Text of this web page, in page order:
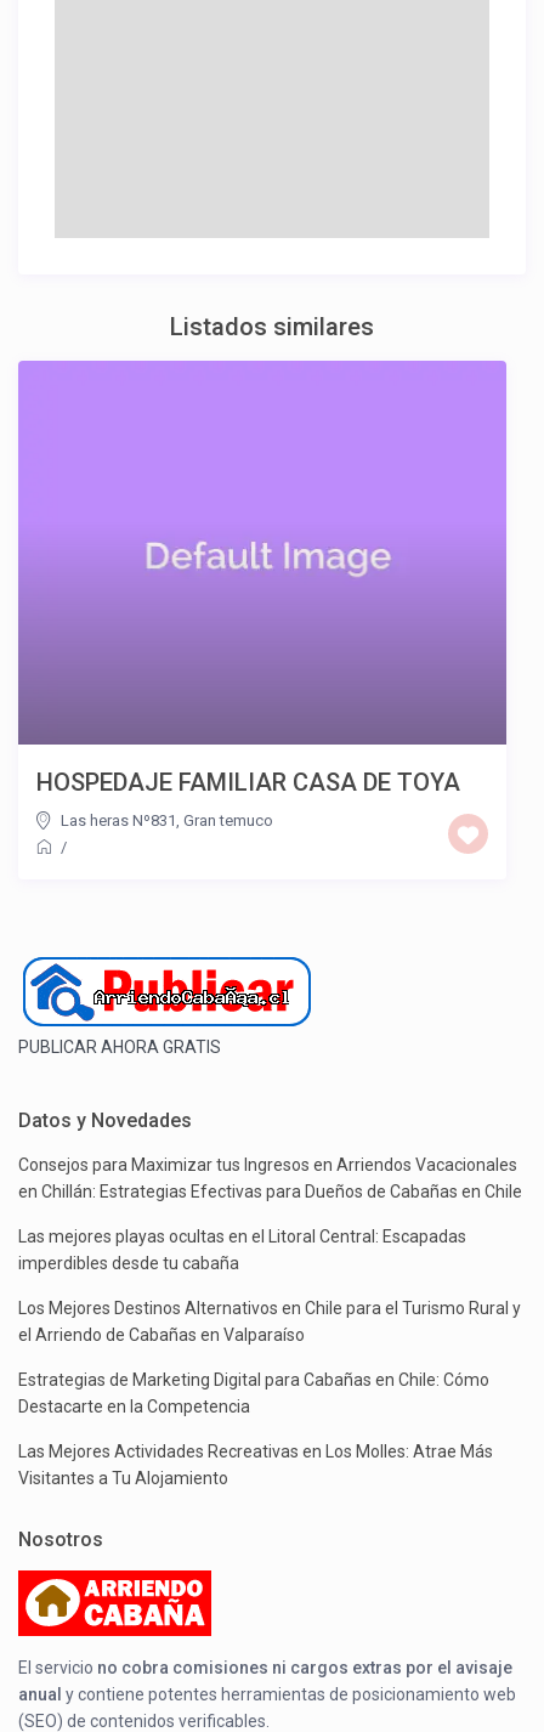
Listados similares
HOSPEDAJE FAMILIAR CASA DE TOYA
Las heras Nº831, Gran temuco
/
PUBLICAR AHORA GRATIS
Datos y Novedades
Consejos para Maximizar tus Ingresos en Arriendos Vacacionales
en Chillán: Estrategias Efectivas para Dueños de Cabañas en Chile
Las mejores playas ocultas en el Litoral Central: Escapadas
imperdibles desde tu cabaña
Los Mejores Destinos Alternativos en Chile para el Turismo Rural y
el Arriendo de Cabañas en Valparaíso
Estrategias de Marketing Digital para Cabañas en Chile: Cómo
Destacarte en la Competencia
Las Mejores Actividades Recreativas en Los Molles: Atrae Más
Visitantes a Tu Alojamiento
Nosotros
El servicio no cobra comisiones ni cargos extras por el avisaje
anual y contiene potentes herramientas de posicionamiento web
(SEO) de contenidos verificables.